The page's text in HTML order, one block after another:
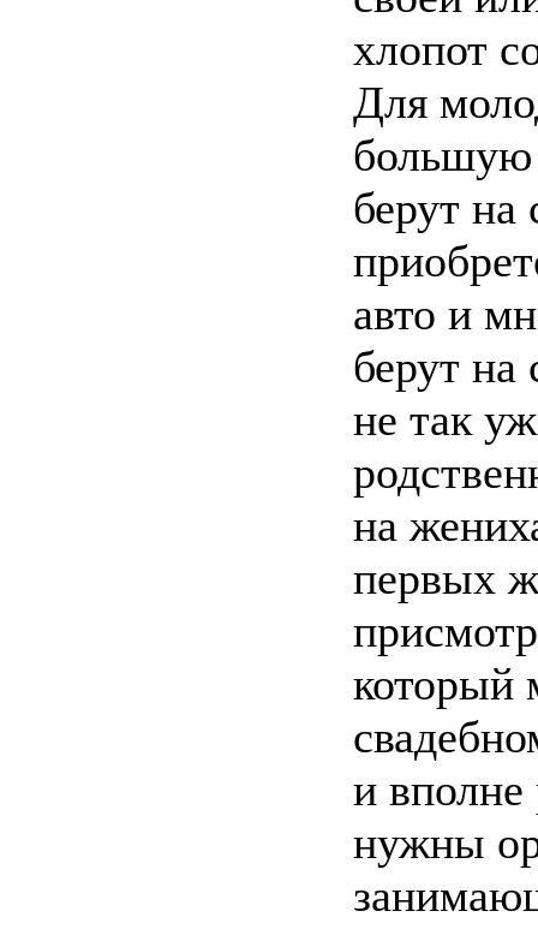
хлопот
Для
большую
берут на
авто и
берут
не так
на
первых
который
и
нужны